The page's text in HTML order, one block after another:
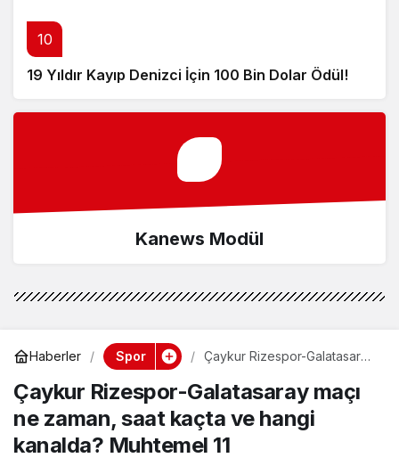
10
19 Yıldır Kayıp Denizci İçin 100 Bin Dolar Ödül!
Kanews Modül
Haberler Spor
Çaykur Rizespor-Galatasaray
hangi kanalda? Muhtemel 11
Çaykur Rizespor-Galatasaray maçı
ne zaman, saat kaçta ve hangi
kanalda? Muhtemel 11